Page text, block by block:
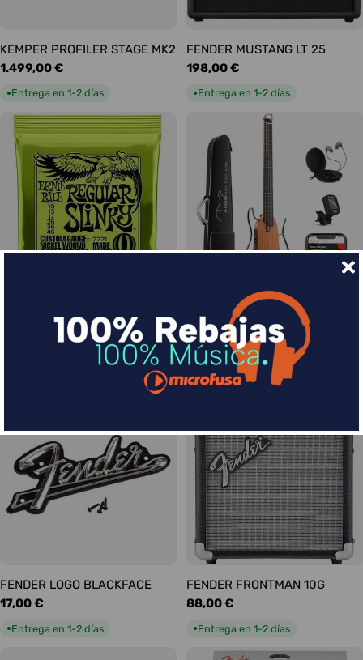
KEMPER PROFILER STAGE MK2
Precio
habitual
1.499,00 €
●Entrega en 1-2 días
FENDER MUSTANG LT 25
Precio
habitual
198,00 €
●Entrega en 1-2 días
Slinky Regular 10-46
DONNER HUSH-I Silent Guitar
Caoba
Precio
habitual
339,00 €
Entrega en 1-2 días
FENDER LOGO BLACKFACE
Precio
17,00 €
●Entrega en 1-2 días
FENDER FRONTMAN 10G
Precio
88,00 €
●Entrega en 1-2 días